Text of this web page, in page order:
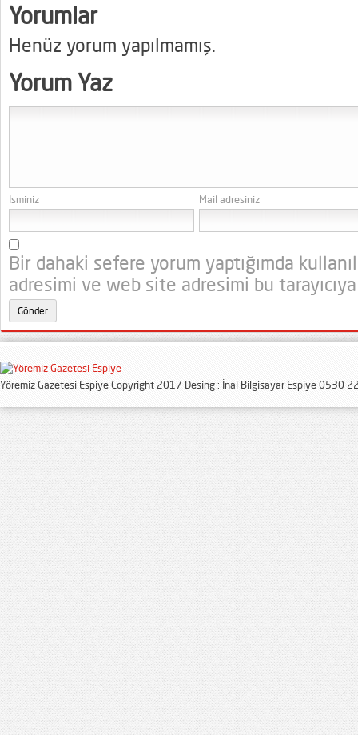
Yorumlar
Henüz yorum yapılmamış.
Yorum Yaz
İsminiz Mail adresiniz
Bir dahaki sefere yorum yaptığımda
adresimi ve web site adresimi bu
Yöremiz Gazetesi Espiye Copyright 2017 Desing : İnal Bilgisayar Espiye 0530